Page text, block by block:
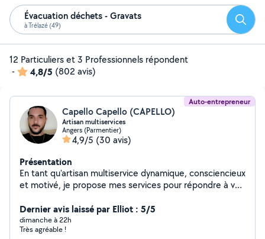
Évacuation déchets - Gravats
à Trélazé (49)
12 Particuliers et 3 Professionnels répondent
-
4,8/5 (802 avis)
Auto-entrepreneur
Capello Capello (CAPELLO)
Artisan multiservices
Angers (Parmentier)
4,9/5 (30 avis)
Présentation
En tant qu'artisan multiservice dynamique, consciencieux
et motivé, je propose mes services pour répondre à vos
réparation et création. Avec de l'expérience et une
attention particulière aux détails, je m'engage à fournir
un travail de qualité, réalisé avec professionnalisme et
Dernier avis laissé par Elliot : 5/5
dimanche à 22h
Très agréable !